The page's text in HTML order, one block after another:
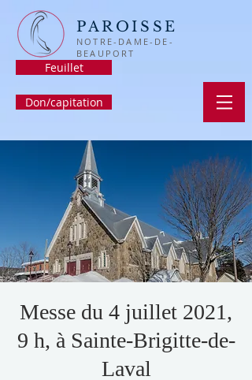
PAROISSE
NOTRE-DAME-DE-
BEAUPORT
Feuillet
Don/capitation
Messe du 4 juillet 2021,
9 h, à Sainte-Brigitte-de-
Laval